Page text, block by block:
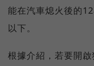
能在汽車熄火後的
以下。
根據介紹，若要開